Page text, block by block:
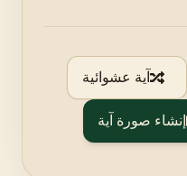
آية عشوائية
إنشاء صورة آية